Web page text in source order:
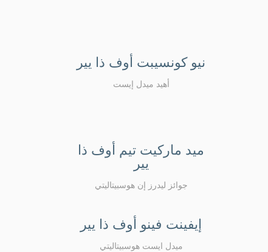
نيو كونسيبت أوف ذا يير
أهيد ميدل إيست
ميد ماركيت تيم أوف ذا
يير
جوائز ليدرز إن هوسبيتاليتي
إيفينت فينو أوف ذا يير
ميدل ايست هوسبيتاليتي